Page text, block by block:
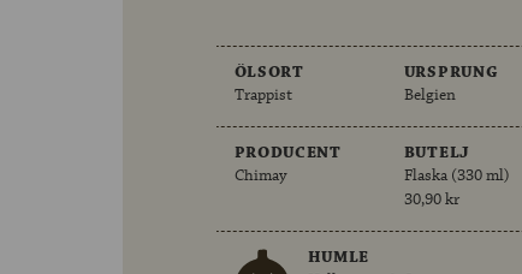
ÖLSORT
Trappist
URSPRUNG
Belgien
PRODUCENT
Chimay
BUTELJ
Flaska (330 ml)
30,90 kr
HUMLE